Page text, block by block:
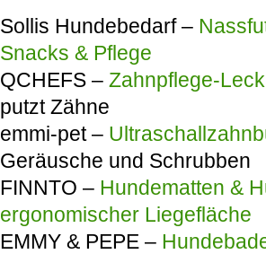
Sollis Hundebedarf –
Snacks & Pflege
QCHEFS – Zahnpflege-
putzt Zähne
emmi-pet –
Geräusche und Schrubben
FINNTO – Hundematten &
ergonomischer Liegefläche
EMMY & PEPE –